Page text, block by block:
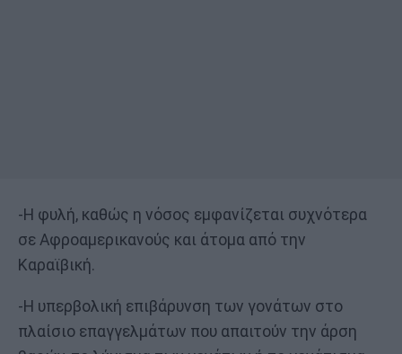
-Η φυλή, καθώς η νόσος εμφανίζεται συχνότερα
σε Αφροαμερικανούς και άτομα από την
Καραϊβική.
-Η υπερβολική επιβάρυνση των γονάτων στο
πλαίσιο επαγγελμάτων που απαιτούν την άρση